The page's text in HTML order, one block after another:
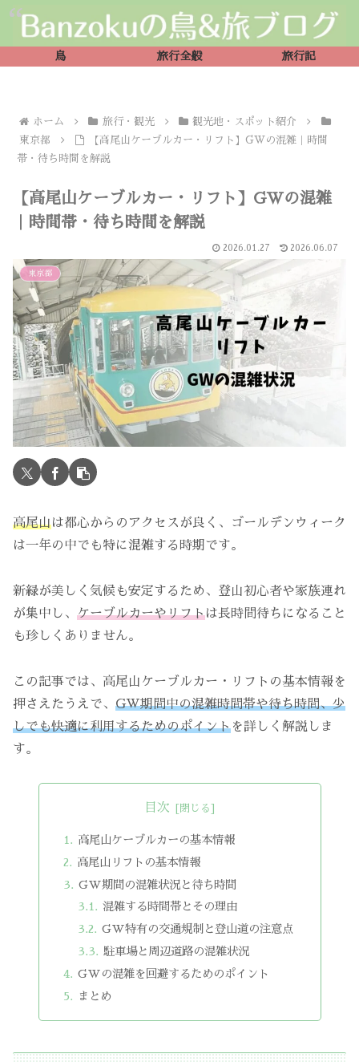
鳥 旅行全般 旅行記
ホーム 旅行・観光
観光地・スポット紹介
東京都
【高尾山ケーブルカー・リフト】GWの混雑｜時間
帯・待ち時間を解説
【高尾山ケーブルカー・リフト】GWの混雑
｜時間帯・待ち時間を解説
2026.01.27 2026.06.07
東京都
高尾山は都心からのアクセスが良く、ゴールデンウィーク
は一年の中でも特に混雑する時期です。
新緑が美しく気候も安定するため、登山初心者や家族連れ
が集中し、 ケーブルカーやリフトは長時間待ちになること
も珍しくありません。
この記事では、高尾山ケーブルカー・リフトの基本情報を
押さえたうえで、 GW期間中の混雑時間帯や待ち時間、少
しでも快適に利用するためのポイントを詳しく解説しま
す。
目次
高尾山ケーブルカーの基本情報
高尾山リフトの基本情報
GW期間の混雑状況と待ち時間
混雑する時間帯とその理由
GW特有の交通規制と登山道の注意点
駐車場と周辺道路の混雑状況
GWの混雑を回避するためのポイント
まとめ